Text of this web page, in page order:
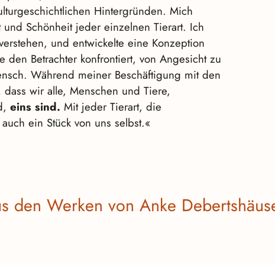
Hintergründen. Mich
Schönheit jeder einzelnen Tierart. Ich
und entwickelte eine Konzeption
den Betrachter konfrontiert, von Angesicht zu
Während meiner Beschäftigung mit den
wir alle, Menschen und Tiere,
eins sind. Mit jeder Tierart, die
ein Stück von uns selbst.«
den Werken von Anke